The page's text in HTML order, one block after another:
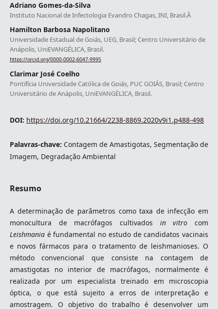
Adriano Gomes-da-Silva
Instituto Nacional de Infectologia Evandro Chagas, INI, Brasil.Â
Hamilton Barbosa Napolitano
Universidade Estadual de Goiás, UEG, Brasil; Centro Universitário de
Anápolis, UniEVANGÉLICA, Brasil.
https://orcid.org/0000-0002-6047-9995
Clarimar José Coelho
Pontifícia Universidade Católica de Goiás, PUC GOIÁS, Brasil; Centro
Universitário de Anápolis, UniEVANGÉLICA, Brasil.
DOI: https://doi.org/10.21664/2238-8869.2020v9i1.p488-498
Palavras-chave: Contagem de Amastigotas, Segmentação de
Imagem, Degradação Ambiental
Resumo
A determinação de parâmetros como taxa de infecção em
monocultura de macrófagos cultivados in vitro com
Leishmaniaé fundamental no estudo de candidatos vacinais
e novos fármacos para o tratamento de leishmanioses. O
método convencional que consiste na contagem de
amastigotas no interior de macrófagos, normalmente é
realizada por um especialista treinado em microscopia
óptica, o que está sujeito a erros de interpretação e
amostragem. O objetivo do trabalho é desenvolver um